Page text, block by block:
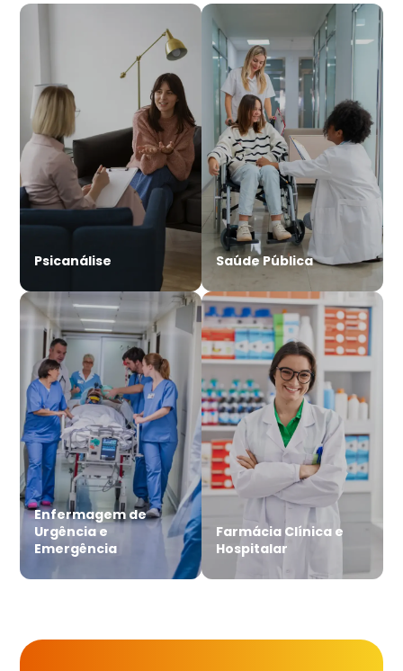
Psicanálise Saúde Pública
Enfermagem de
Urgência e
Emergência
Farmácia Clínica e
Hospitalar